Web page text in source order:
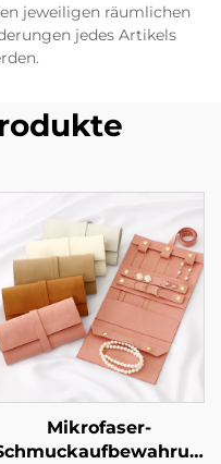
jeweiligen räumlichen
jedes Artikels
Mikrofaser-